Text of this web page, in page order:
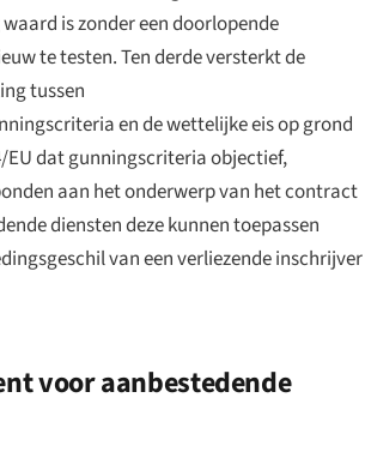
is zonder een doorlopende
te testen. Ten derde versterkt de
tussen
en de wettelijke eis op grond
EU dat gunningscriteria objectief,
aan het onderwerp van het contract
diensten deze kunnen toepassen
van een verliezende inschrijver
voor aanbestedende